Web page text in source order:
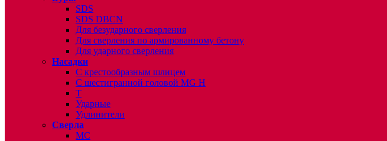
SDS
SDS DBCN
Для безударного сверления
Для сверления по армированному бетону
Для ударного сверления
Насадки
С крестообразным шлицем
С шестигранной головой MG H
T
Ударные
Удлинители
Сверла
МС